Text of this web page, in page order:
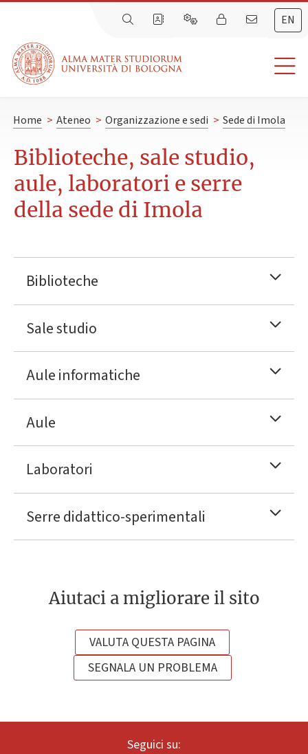
EN
Home > Ateneo > Organizzazione e sedi > Sede di Imola
Biblioteche, sale studio,
aule, laboratori e serre
della sede di Imola
Biblioteche
Sale studio
Aule informatiche
Aule
Laboratori
Serre didattico-sperimentali
Aiutaci a migliorare il sito
VALUTA QUESTA PAGINA
SEGNALA UN PROBLEMA
Seguici su: